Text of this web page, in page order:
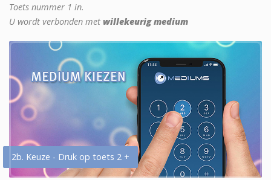
Toets nummer 1 in.
U wordt verbonden met willekeurig medium
2b. Keuze - Druk op toets 2 +